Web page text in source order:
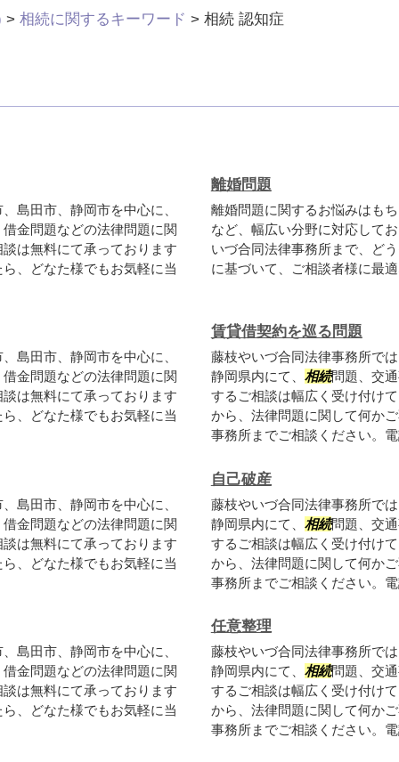
> 相続に関するキーワード > 相続 認知症
島田市、静岡市を中心に、
金問題などの法律問題に関
は無料にて承っております
、どなた様でもお気軽に当
離婚問題
離婚問題に関するお悩みはも
など、幅広い分野に対応して
いづ合同法律事務所まで、ど
に基づいて、ご相談者様に最
島田市、静岡市を中心に、
金問題などの法律問題に関
は無料にて承っております
、どなた様でもお気軽に当
賃貸借契約を巡る問題
藤枝やいづ合同法律事務所で
静岡県内にて、 相続問題、交
するご相談は幅広く受け付け
から、法律問題に関して何か
事務所までご相談ください。
島田市、静岡市を中心に、
金問題などの法律問題に関
は無料にて承っております
、どなた様でもお気軽に当
自己破産
藤枝やいづ合同法律事務所で
静岡県内にて、 相続問題、交
するご相談は幅広く受け付け
から、法律問題に関して何か
事務所までご相談ください。
島田市、静岡市を中心に、
金問題などの法律問題に関
は無料にて承っております
、どなた様でもお気軽に当
任意整理
藤枝やいづ合同法律事務所で
静岡県内にて、 相続問題、交
するご相談は幅広く受け付け
から、法律問題に関して何か
事務所までご相談ください。